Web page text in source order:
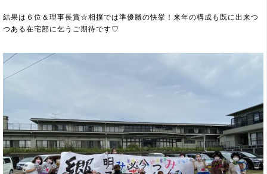
結果は６位＆理事長賞☆相撲では準優勝の快挙！来年の構成も既に出来つ
つある在宅部に乞うご期待です♡